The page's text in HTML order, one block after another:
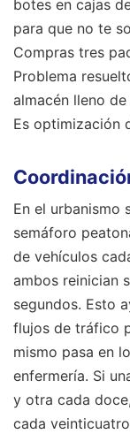
botes en cajas
para que no te
Compras tres
Problema
almacén lleno
Es optimización
En el urbanismo
semáforo
de vehículos
ambos reinician
segundos. Esto
flujos de tráfico
mismo pasa en
enfermería. Si
y otra cada
cada